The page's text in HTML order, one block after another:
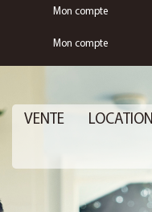
Mon compte
Mon compte
VENTE LOCATION